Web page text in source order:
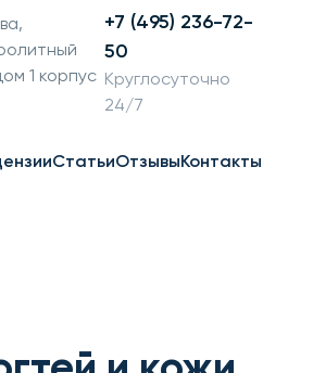
1 корпус
+7 (495) 236-72-
50
Круглосуточно
24/7
СтатьиОтзывыКонтакты